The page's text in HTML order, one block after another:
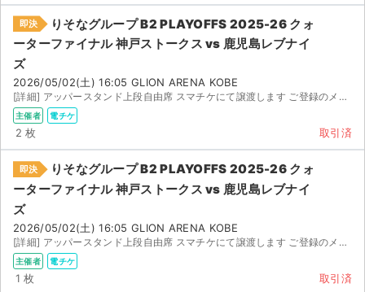
即決
りそなグループ B2 PLAYOFFS 2025-26 クォ
ーターファイナル 神戸ストークス vs 鹿児島レブナイ
ズ
2026/05/02(土) 16:05 GLION ARENA KOBE
[詳細] アッパースタンド上段自由席 スマチケにて譲渡します ご登録のメールアドレスをご連絡ください
主催者 電チケ
2 枚 取引済
即決
りそなグループ B2 PLAYOFFS 2025-26 クォ
ーターファイナル 神戸ストークス vs 鹿児島レブナイ
ズ
2026/05/02(土) 16:05 GLION ARENA KOBE
[詳細] アッパースタンド上段自由席 スマチケにて譲渡します ご登録のメールアドレスをご連絡ください
主催者 電チケ
1 枚 取引済